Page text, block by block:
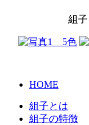
組子
HOME
組子とは
組子の特徴